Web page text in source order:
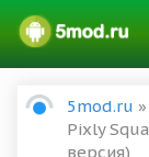
5mod.ru »
Pixly
версия)